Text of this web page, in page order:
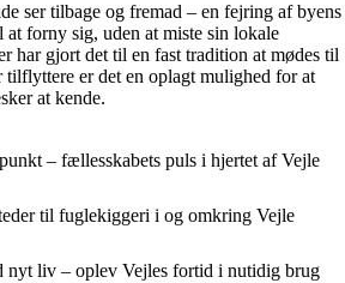
ser tilbage og fremad – en fejring af byens
forny sig, uden at miste sin lokale
har gjort det til en fast tradition at mødes til
tilflyttere er det en oplagt mulighed for at
at kende.
– fællesskabets puls i hjertet af Vejle
til fuglekiggeri i og omkring Vejle
nyt liv – oplev Vejles fortid i nutidig brug